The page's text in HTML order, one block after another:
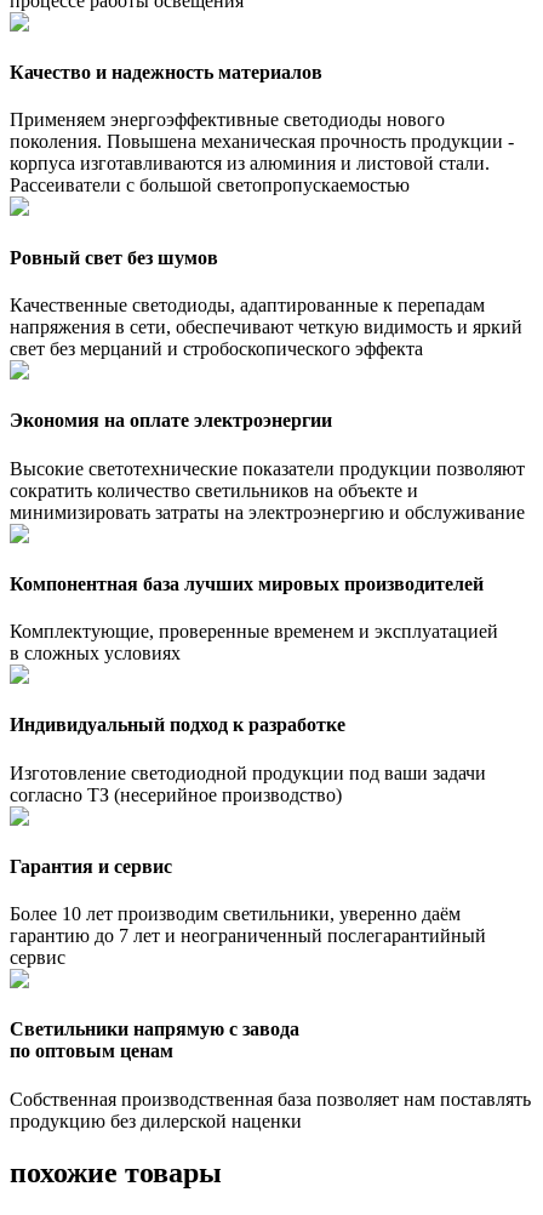
Качество и надежность материалов
Применяем энергоэффективные светодиоды нового
поколения. Повышена механическая прочность продукции -
корпуса изготавливаются из алюминия и листовой стали.
Рассеиватели с большой светопропускаемостью
Ровный свет без шумов
Качественные светодиоды, адаптированные к перепадам
напряжения в сети, обеспечивают четкую видимость и яркий
свет без мерцаний и стробоскопического эффекта
Экономия на оплате электроэнергии
Высокие светотехнические показатели продукции позволяют
сократить количество светильников на объекте и
минимизировать затраты на электроэнергию и обслуживание
Компонентная база лучших мировых производителей
Комплектующие, проверенные временем и эксплуатацией
в сложных условиях
Индивидуальный подход к разработке
Изготовление светодиодной продукции под ваши задачи
согласно ТЗ (несерийное производство)
Гарантия и сервис
Более 10 лет производим светильники, уверенно даём
гарантию до 7 лет и неограниченный послегарантийный
сервис
Светильники напрямую с завода
по оптовым ценам
Собственная производственная база позволяет нам поставлять
продукцию без дилерской наценки
похожие товары